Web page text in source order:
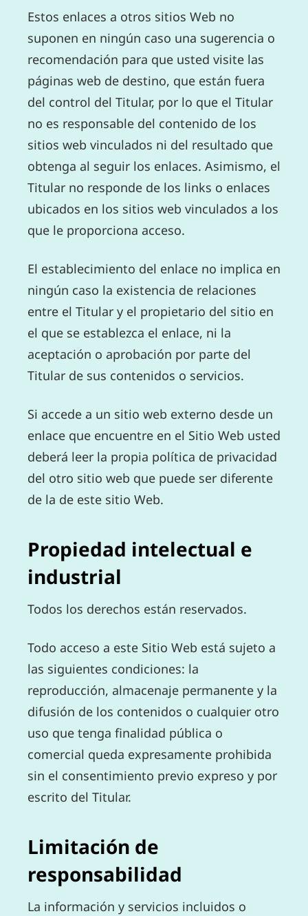
Estos enlaces a otros sitios Web no
suponen en ningún caso una sugerencia o
recomendación para que usted visite las
páginas web de destino, que están fuera
del control del Titular, por lo que el Titular
no es responsable del contenido de los
sitios web vinculados ni del resultado que
obtenga al seguir los enlaces. Asimismo, el
Titular no responde de los links o enlaces
ubicados en los sitios web vinculados a los
que le proporciona acceso.
El establecimiento del enlace no implica en
ningún caso la existencia de relaciones
entre el Titular y el propietario del sitio en
el que se establezca el enlace, ni la
aceptación o aprobación por parte del
Titular de sus contenidos o servicios.
Si accede a un sitio web externo desde un
enlace que encuentre en el Sitio Web usted
deberá leer la propia política de privacidad
del otro sitio web que puede ser diferente
de la de este sitio Web.
Propiedad intelectual e
industrial
Todos los derechos están reservados.
Todo acceso a este Sitio Web está sujeto a
las siguientes condiciones: la
reproducción, almacenaje permanente y la
difusión de los contenidos o cualquier otro
uso que tenga finalidad pública o
comercial queda expresamente prohibida
sin el consentimiento previo expreso y por
escrito del Titular.
Limitación de
responsabilidad
La información y servicios incluidos o